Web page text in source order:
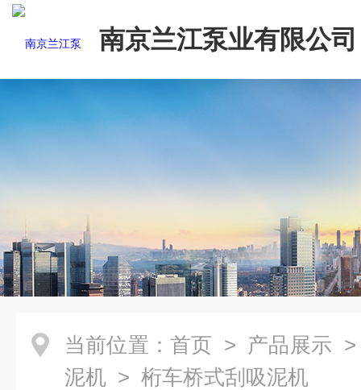
南京兰江泵业有限公司
当前位置： 首页 > 产品展示
泥机 > 桁车桥式刮吸泥机